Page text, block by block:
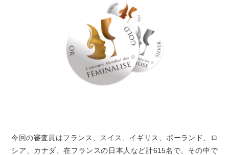
今回の審査員はフランス、スイス、イギリス、ポーランド、ロ
シア、カナダ、在フランスの日本人など計615名で、その中で